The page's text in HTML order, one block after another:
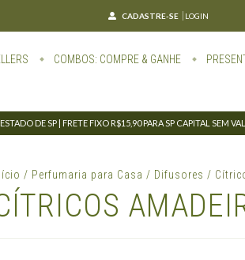
CADASTRE-SE LOGIN
COMBOS: COMPRE & GANHE
DE SP | FRETE FIXO R$15,90 PARA SP CAPITAL SEM
/ Perfumaria para Casa / Difusores /